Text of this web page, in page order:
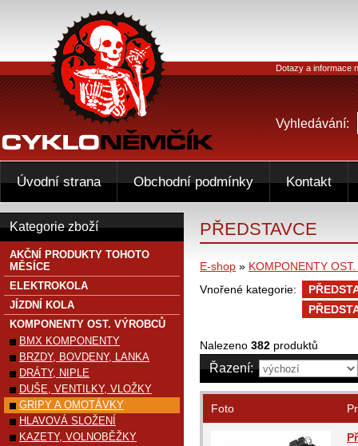
PŘEDSTAVCE
E-shop » KOMPONENTY
Vnořené kategorie:
Nalezeno 382 produktů
Řazení:
Foto
Kategorie zboží
AKČNÍ PRODUKTY TOHOTO
MĚSÍCE
ELEKTROKOLA
JÍZDNÍ KOLA
KOMPONENTY OST. VÝROBCŮ
BMX KOMPONENTY
BRZDY, BOVDENY, LANKA
DRÁTY, NIPLE
DUŠE, VENTILKY, VLOŽKY
GRIPY A OMOTÁVKY
HLAVOVÁ SLOŽENÍ
KAZETY, VOLNOBĚŽKY
Dotazy a informace
Vyhledávání:
Úvodní strana Obchodní podmínky Kontakt